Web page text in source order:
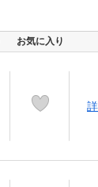
お気に入り